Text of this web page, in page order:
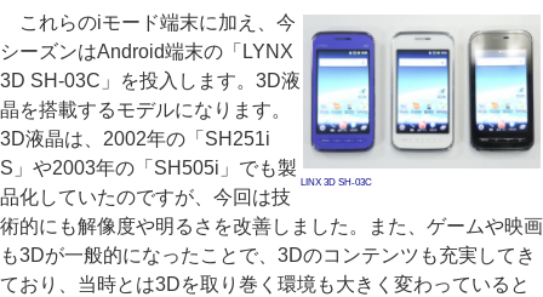
LINX 3D SH-03C
これらのiモード端末に加え、今
シーズンはAndroid端末の「LYNX
3D SH-03C」を投入します。3D液
晶を搭載するモデルになります。
3D液晶は、2002年の「SH251i
S」や2003年の「SH505i」でも製
品化していたのですが、今回は技
術的にも解像度や明るさを改善しました。また、ゲームや映画
も3Dが一般的になったことで、3Dのコンテンツも充実してき
ており、当時とは3Dを取り巻く環境も大きく変わっていると